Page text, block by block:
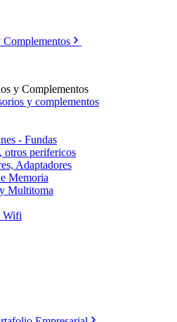
y Complementos
y complementos
- Fundas
otros perifericos
Adaptadores
Memoria
Multitoma
Wifi